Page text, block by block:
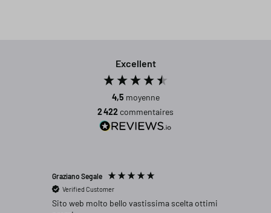
Excellent
4,5 moyenne
2 422 commentaires
Graziano Segale
Verified Customer
Sito web molto bello vastissima scelta ottimi